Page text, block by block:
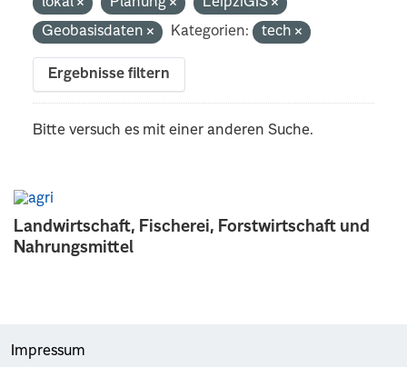
Landwirtschaft, Fischerei, Forstwirtschaft und
Nahrungsmittel
Geobasisdaten
Kategorien: tech
Ergebnisse filtern
Bitte versuch es mit einer anderen Suche.
Impressum